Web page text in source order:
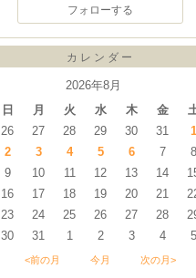
フォローする
カレンダー
2026年8月
日
月 火 水 木 金
26
27 28 29 30 31
1
2
3 4 5 6 7
8
9
10 11 12 13 14
16
17 18 19 20 21
23
24 25 26 27 28
30
31 1 2 3 4 5
<前の月 今月 次の月>